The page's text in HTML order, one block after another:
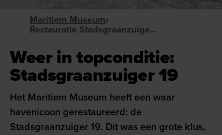
Maritiem Museum
Restauratie Stadsgraanzuiger 19
Weer in topconditie:
Stadsgraanzuiger 19
Het Maritiem Museum heeft een waar
havenicoon gerestaureerd: de
Stadsgraanzuiger 19. Dit was een grote klus,